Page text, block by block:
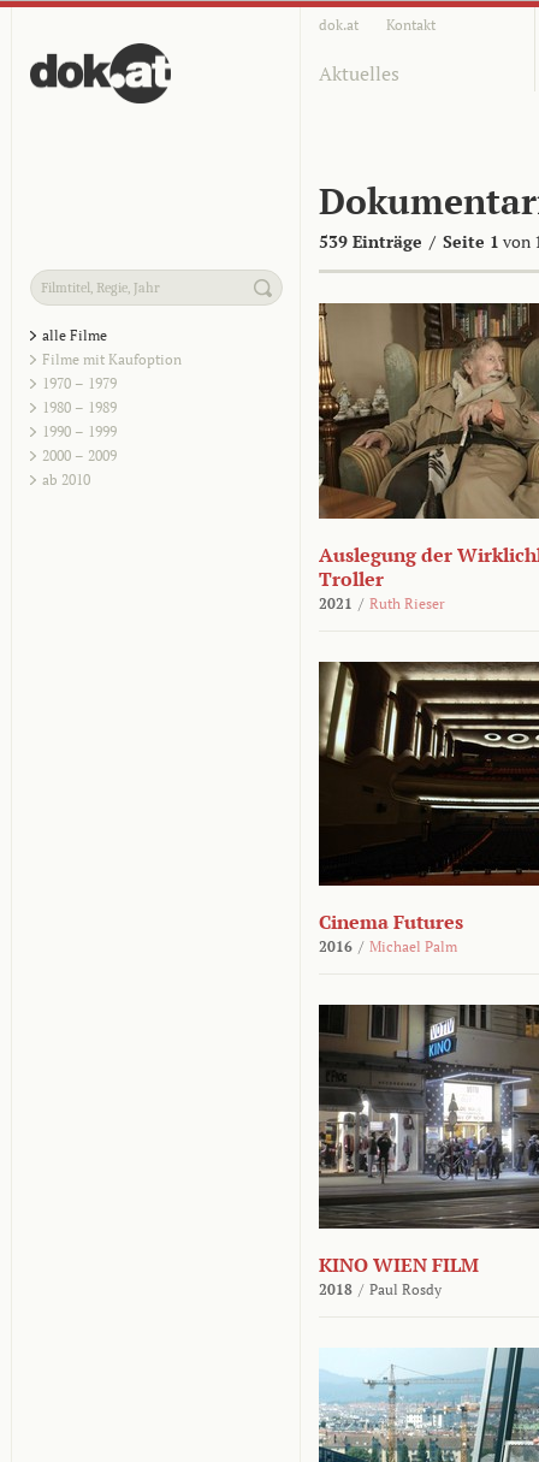
dok.at Kontakt
Aktuelles
539 Einträge / Seite 1 von
alle Filme
Filme mit Kaufoption
1970 – 1979
1980 – 1989
1990 – 1999
2000 – 2009
ab 2010
Auslegung der
Troller
2021 / Ruth Rieser
Cinema Futures
2016 / Michael Palm
KINO WIEN FILM
2018 / Paul Rosdy